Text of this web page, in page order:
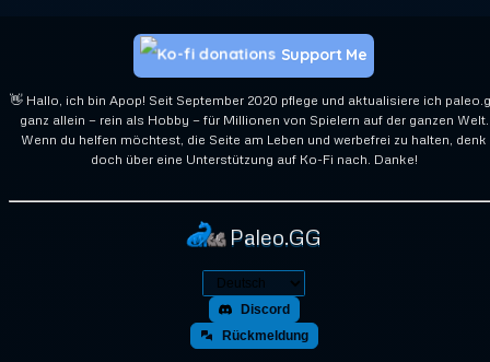
👋 Hallo, ich bin Apop! Seit September 2020 pflege und aktualisiere ich
ganz allein — rein als Hobby — für Millionen von Spielern auf der ganzen Welt.
Wenn du helfen möchtest, die Seite am Leben und werbefrei zu halten, denk
doch über eine Unterstützung auf Ko-Fi nach. Danke!
Support Me
Paleo.GG
Discord
Rückmeldung